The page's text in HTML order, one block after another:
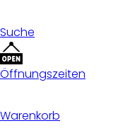
Suche
Öffnungszeiten
Warenkorb